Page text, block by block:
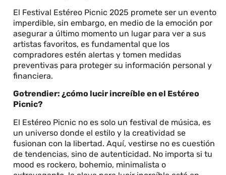
El Festival Estéreo Picnic 2025 promete ser un evento
imperdible, sin embargo, en medio de la emoción por
asegurar a último momento un lugar para ver a sus
artistas favoritos, es fundamental que los
compradores estén alertas y tomen medidas
preventivas para proteger su información personal y
financiera.
Gotrendier: ¿cómo lucir increíble en el Estéreo
Picnic?
El Estéreo Picnic no es solo un festival de música, es
un universo donde el estilo y la creatividad se
fusionan con la libertad. Aquí, vestirse no es cuestión
de tendencias, sino de autenticidad. No importa si tu
mood es rockero, bohemio, minimalista o